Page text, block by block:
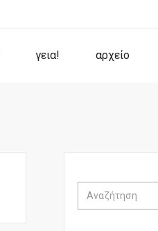
γεια! αρχείο